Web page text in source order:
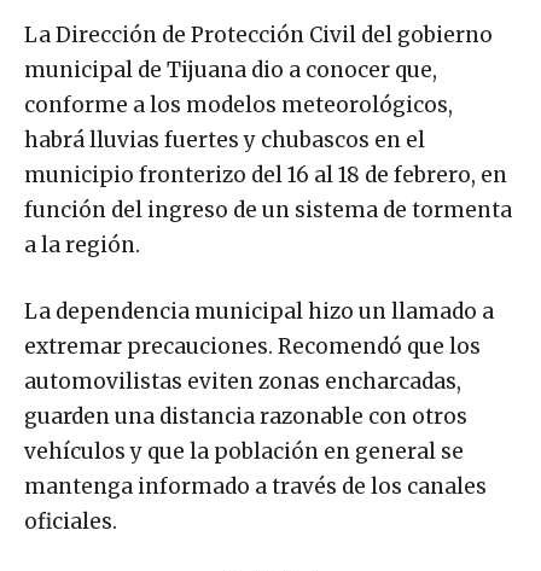
La Dirección de Protección Civil del gobierno
municipal de Tijuana dio a conocer que,
conforme a los modelos meteorológicos,
habrá lluvias fuertes y chubascos en el
municipio fronterizo del 16 al 18 de febrero, en
función del ingreso de un sistema de tormenta
a la región.
La dependencia municipal hizo un llamado a
extremar precauciones. Recomendó que los
automovilistas eviten zonas encharcadas,
guarden una distancia razonable con otros
vehículos y que la población en general se
mantenga informado a través de los canales
oficiales.